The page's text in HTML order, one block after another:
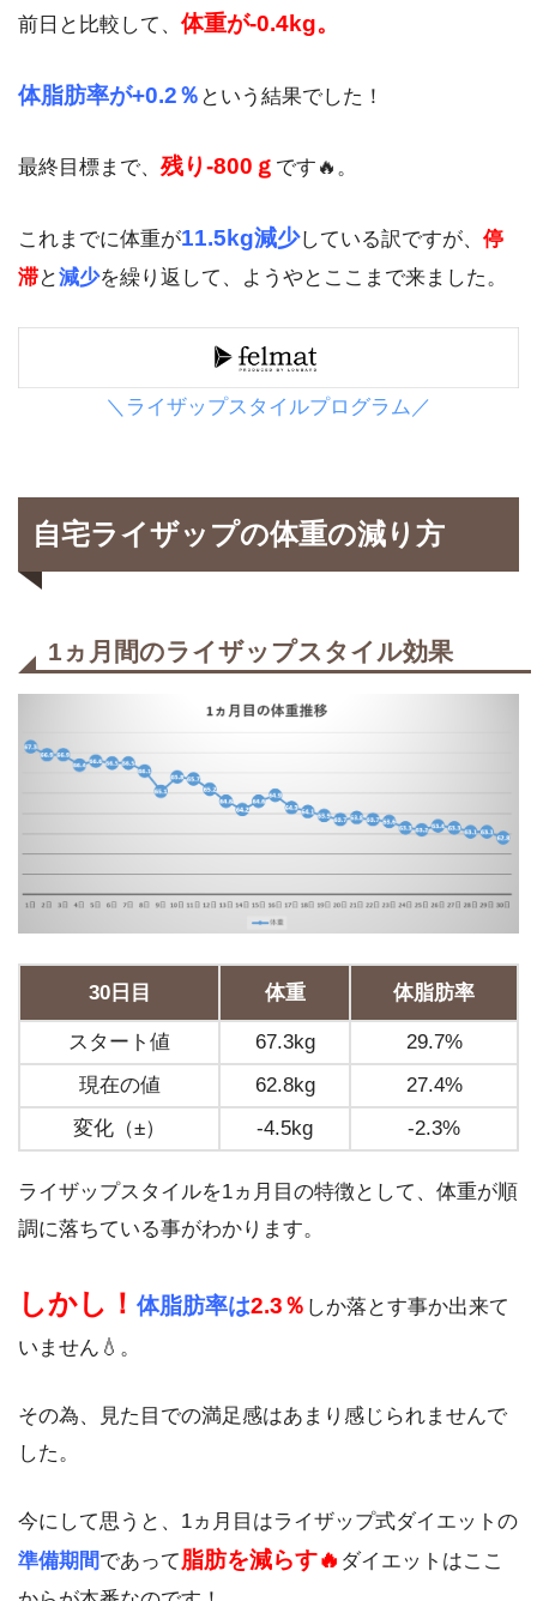
前日と比較して、 体重が-0.4kg。
体脂肪率が+0.2％ という結果でした！
最終目標まで、 残り-800ｇ です🔥。
これまでに体重が11.5kg減少している訳ですが、 停
滞と減少を繰り返して、ようやとここまで来ました。
＼ライザップスタイルプログラム／
自宅ライザップの体重の減り方
1ヵ月間のライザップスタイル効果
30日目 体重 体脂肪率
スタート値 67.3kg
29.7%
現在の値
62.8kg
27.4%
変化（±）
-4.5kg -2.3%
ライザップスタイルを1ヵ月目の特徴として、体重が順
調に落ちている事がわかります。
しかし！ 体脂肪率は2.3％ しか落とす事か出来て
いません💧。
その為、見た目での満足感はあまり感じられませんで
した。
今にして思うと、1ヵ月目はライザップ式ダイエットの
準備期間であって 脂肪を減らす🔥 ダイエットはここ